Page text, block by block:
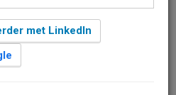
om 11:42
2 minuten leestijd
de voormalige Holiday Inn in
met LinkedIn